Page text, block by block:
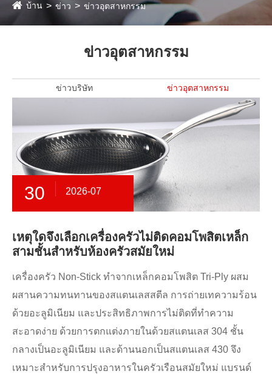
บ้าน ข่าว ข่าวอุตสาหกรรม
ข่าวอุตสาหกรรม
ข่าวบริษัท ข่าวอุตสาหกรรม
30 2026-07
เหตุใดจึงเลือกเครื่องครัวไม่ติดคอมโพสิตเหล็ก
สามชั้นสำหรับห้องครัวสมัยใหม่
เครื่องครัว Non-Stick ทำจากเหล็กคอมโพสิต Tri-Ply ผสม
ผสานความทนทานของสแตนเลสสตีล การถ่ายเทความร้อน
ด้วยอะลูมิเนียม และประสิทธิภาพการไม่ติดที่ทำความ
สะอาดง่าย ด้วยการตกแต่งภายในด้วยสแตนเลส 304 ชั้น
กลางเป็นอะลูมิเนียม และด้านนอกเป็นสแตนเลส 430 จึง
เหมาะสำหรับการปรุงอาหารในครัวเรือนสมัยใหม่ แบรนด์